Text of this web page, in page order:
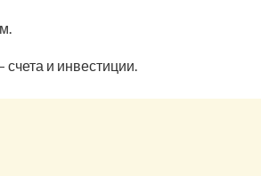
и инвестиции.